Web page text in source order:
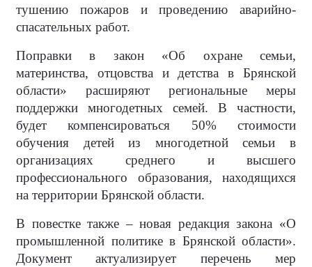
тушению пожаров и проведению аварийно-
спасательных работ.
Поправки в закон «Об охране семьи,
материнства, отцовства и детства в Брянской
области» расширяют региональные меры
поддержки многодетных семей. В частности,
будет компенсироваться 50% стоимости
обучения детей из многодетной семьи в
организациях среднего и высшего
профессионального образования, находящихся
на территории Брянской области.
В повестке также – новая редакция закона «О
промышленной политике в Брянской области».
Документ актуализирует перечень мер